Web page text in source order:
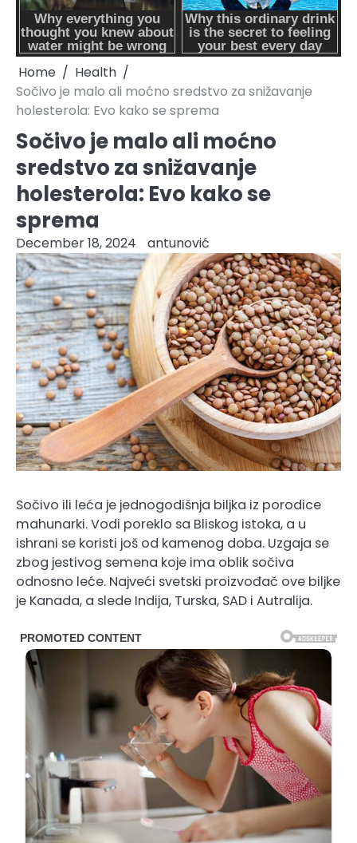
Home
Health
Sočivo je malo ali moćno sredstvo za snižavanje
holesterola: Evo kako se sprema
Sočivo je malo ali moćno
sredstvo za snižavanje
holesterola: Evo kako se
sprema
December 18, 2024 antunović
Sočivo ili leća je jednogodišnja biljka iz porodice
mahunarki. Vodi poreklo sa Bliskog istoka, a u
ishrani se koristi još od kamenog doba. Uzgaja se
zbog jestivog semena koje ima oblik sočiva
odnosno leće. Najveći svetski proizvođač ove biljke
je Kanada, a slede Indija, Turska, SAD i Autralija.